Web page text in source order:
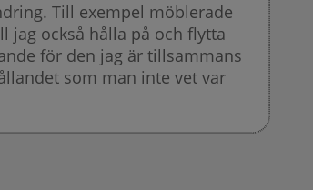
Till exempel möblerade
jag också hålla på och flytta
för den jag är tillsammans
som man inte vet var